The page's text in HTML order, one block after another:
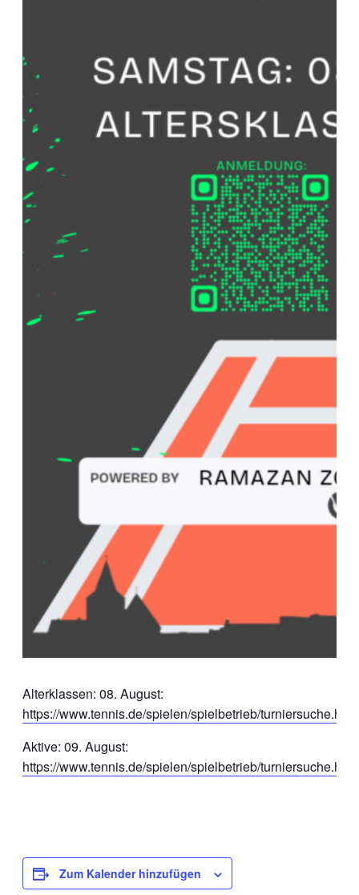
Alterklassen: 08. August:
https://www.tennis.de/spielen/spielbetrieb/
Aktive: 09. August:
https://www.tennis.de/spielen/spielbetrieb/
Zum Kalender hinzufügen